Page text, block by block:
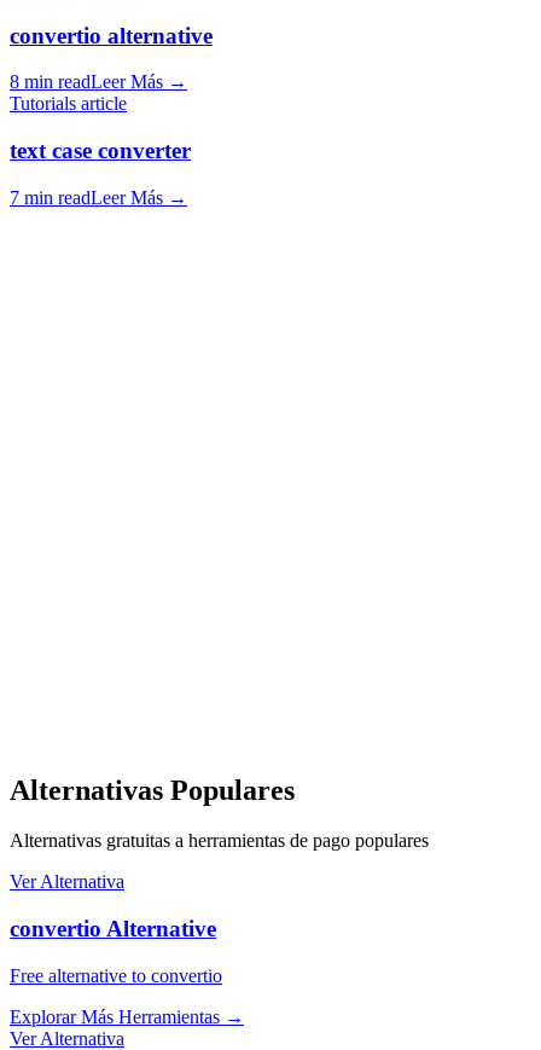
convertio alternative
8 min readLeer Más →
Tutorials article
text case converter
7 min readLeer Más →
Alternativas Populares
Alternativas gratuitas a herramientas de pago populares
Ver Alternativa
convertio Alternative
Free alternative to convertio
Explorar Más Herramientas →
Ver Alternativa